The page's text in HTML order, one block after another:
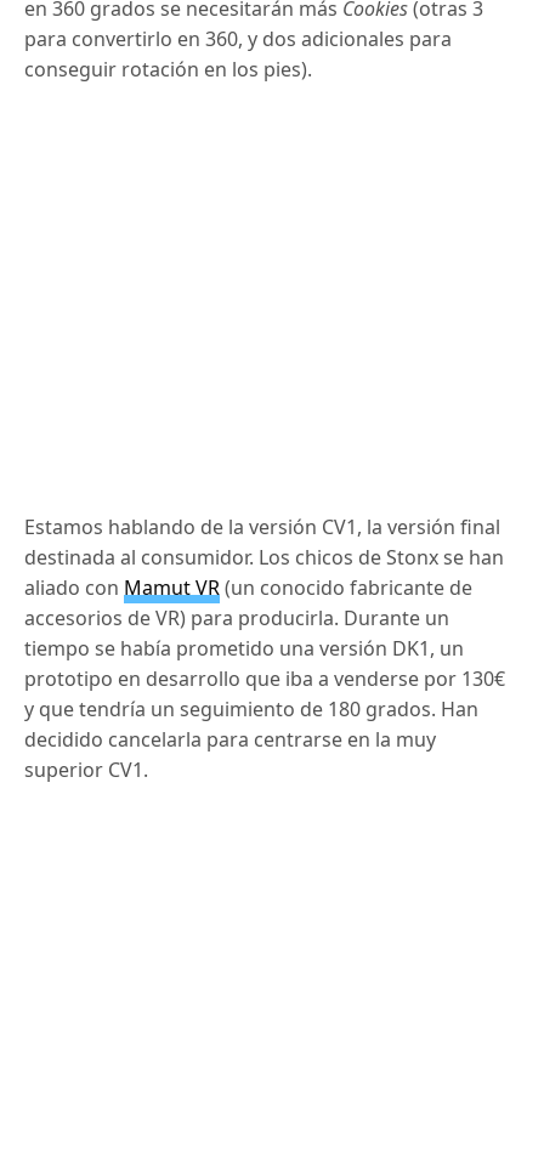
en 360 grados se necesitarán más Cookies(otras 3
para convertirlo en 360, y dos adicionales para
conseguir rotación en los pies).
Estamos hablando de la versión CV1, la versión final
destinada al consumidor. Los chicos de Stonx se han
aliado con Mamut VR(un conocido fabricante de
accesorios de VR) para producirla. Durante un
tiempo se había prometido una versión DK1, un
prototipo en desarrollo que iba a venderse por 130€
y que tendría un seguimiento de 180 grados. Han
decidido cancelarla para centrarse en la muy
superior CV1.